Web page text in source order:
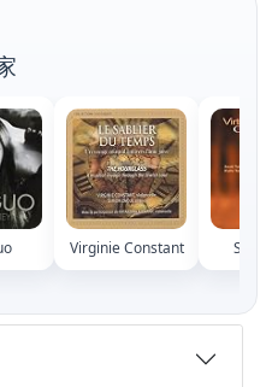
Virginie Constant Seeli